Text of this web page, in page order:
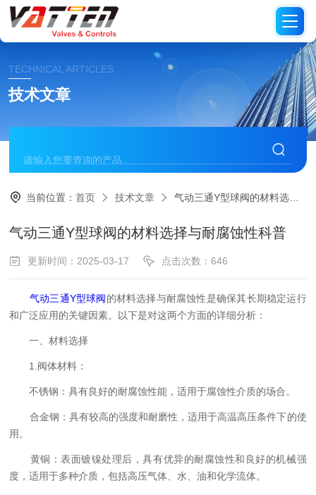
TECHNICAL ARTICLES
技术文章
当前位置：首页 技术文章 气动三通Y型球阀的材料选择与耐腐蚀性科普
气动三通Y型球阀的材料选择与耐腐蚀性科普
更新时间：2025-03-17 点击次数：646
气动三通Y型球阀的材料选择与耐腐蚀性是确保其长期稳定运行
和广泛应用的关键因素。以下是对这两个方面的详细分析：
一、材料选择
1.阀体材料：
不锈钢：具有良好的耐腐蚀性能，适用于腐蚀性介质的场合。
合金钢：具有较高的强度和耐磨性，适用于高温高压条件下的使
用。
黄铜：表面镀镍处理后，具有优异的耐腐蚀性和良好的机械强
度，适用于多种介质，包括高压气体、水、油和化学流体。